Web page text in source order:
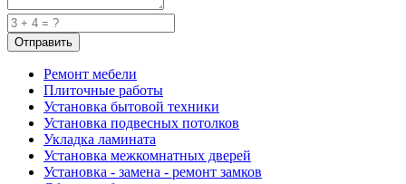
Ремонт мебели
Плиточные работы
Установка бытовой техники
Установка подвесных потолков
Укладка ламината
Установка межкомнатных дверей
Установка - замена - ремонт замков